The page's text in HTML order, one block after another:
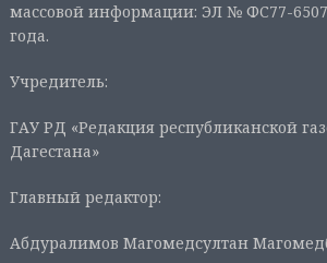
массовой информации: ЭЛ № ФС77-
года.
Учредитель:
ГАУ РД «Редакция республиканской
Дагестана»
Главный редактор:
Абдуралимов Магомедсултан